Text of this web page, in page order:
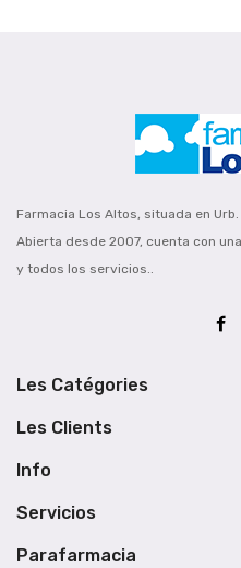
Farmacia Los Altos, situada en
Abierta desde 2007, cuenta con
y todos los servicios..
Les Catégories
Les Clients
Info
Servicios
Parafarmacia